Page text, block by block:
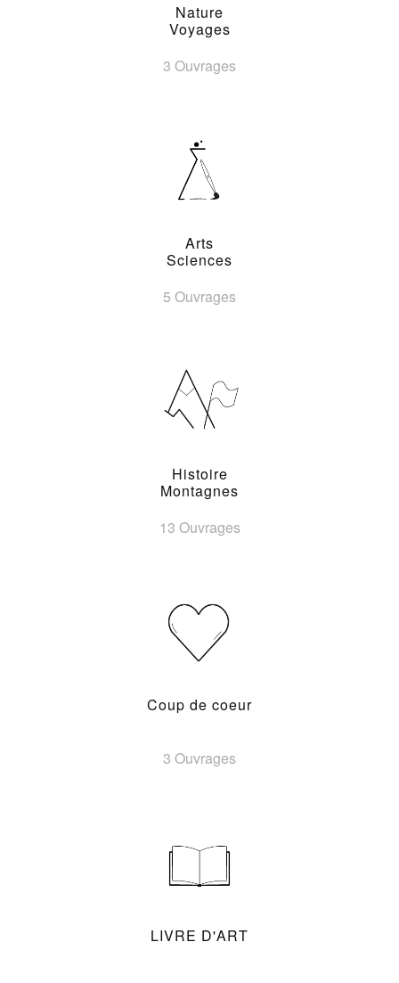
Nature
Voyages
3 Ouvrages
Arts
Sciences
5 Ouvrages
Histoire
Montagnes
13 Ouvrages
Coup de coeur
3 Ouvrages
LIVRE D'ART